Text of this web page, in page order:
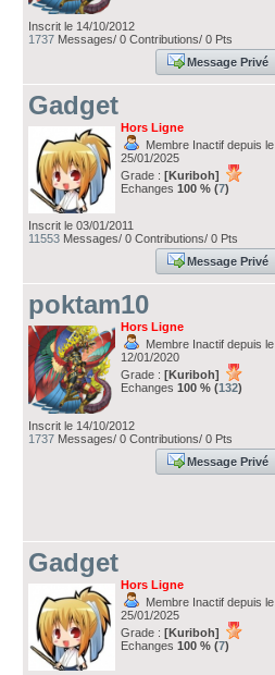
Inscrit le 14/10/2012
1737 Messages/ 0 Contributions/ 0 Pts
Message Privé
Gadget
Hors Ligne
Membre Inactif depuis le
25/01/2025
Grade : [Kuriboh]
Echanges 100 % (7)
Inscrit le 03/01/2011
11553 Messages/ 0 Contributions/ 0 Pts
Message Privé
poktam10
Hors Ligne
Membre Inactif depuis le
12/01/2020
Grade : [Kuriboh]
Echanges 100 % (132)
Inscrit le 14/10/2012
1737 Messages/ 0 Contributions/ 0 Pts
Message Privé
Gadget
Hors Ligne
Membre Inactif depuis le
25/01/2025
Grade : [Kuriboh]
Echanges 100 % (7)